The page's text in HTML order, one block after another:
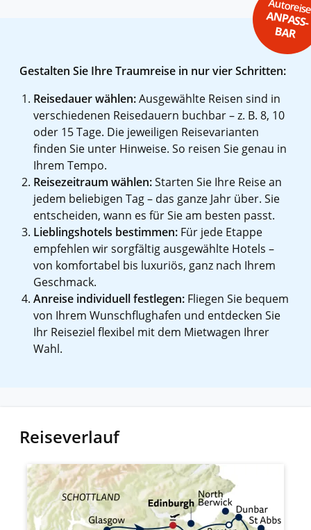
ANPASS-
BAR
Gestalten Sie Ihre Traumreise in nur vier Schritten:
Reisedauer wählen:Ausgewählte Reisen sind in
verschiedenen Reisedauern buchbar – z. B. 8, 10
oder 15 Tage. Die jeweiligen Reisevarianten
finden Sie unter Hinweise. So reisen Sie genau in
Ihrem Tempo.
Reisezeitraum wählen:Starten Sie Ihre Reise an
jedem beliebigen Tag – das ganze Jahr über. Sie
entscheiden, wann es für Sie am besten passt.
Lieblingshotels bestimmen: Für jede Etappe
empfehlen wir sorgfältig ausgewählte Hotels –
von komfortabel bis luxuriös, ganz nach Ihrem
Geschmack.
Anreise individuell festlegen: Fliegen Sie bequem
von Ihrem Wunschflughafen und entdecken Sie
Ihr Reiseziel flexibel mit dem Mietwagen Ihrer
Wahl.
Reiseverlauf